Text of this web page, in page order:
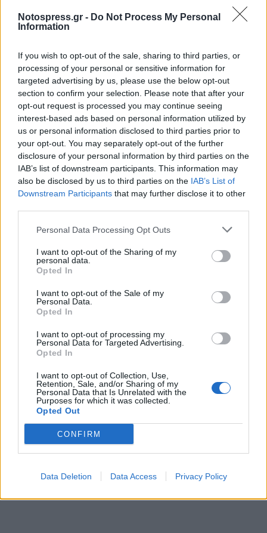
Notospress.gr - Do Not Process My Personal
Information
If you wish to opt-out of the sale, sharing to third parties, or
processing of your personal or sensitive information for
targeted advertising by us, please use the below opt-out
section to confirm your selection. Please note that after your
opt-out request is processed you may continue seeing
interest-based ads based on personal information utilized by
us or personal information disclosed to third parties prior to
your opt-out. You may separately opt-out of the further
disclosure of your personal information by third parties on the
IAB’s list of downstream participants. This information may
also be disclosed by us to third parties on the IAB’s List of
Downstream Participants that may further disclose it to other
Personal Data Processing Opt Outs
I want to opt-out of the Sharing of my
personal data.
Opted In
I want to opt-out of the Sale of my
Personal Data.
Opted In
I want to opt-out of processing my
Personal Data for Targeted Advertising.
Opted In
I want to opt-out of Collection, Use,
Retention, Sale, and/or Sharing of my
Personal Data that Is Unrelated with the
Purposes for which it was collected.
Opted Out
CONFIRM
Data Deletion Data Access Privacy Policy
Ο Ζακ να δικαιωθεί αλλά η η Φώφη στα
αζήτητα…
Ευθύνη έναντι της Ιστορίας, της Χώρας, του
Έθνους, της Αλήθειας και των παιδιών μας
έχουμε άπαντες οι νεοέλληνες που μιλάμε για…
Ελλάδα.
Για ποιά Ελλάδα;